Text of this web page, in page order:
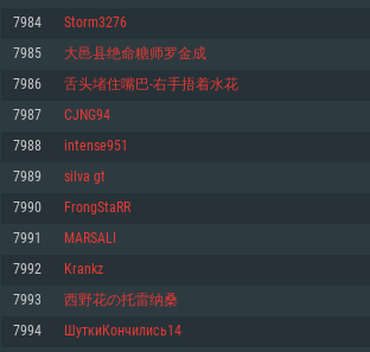
Minimum
OS: Windows 10 (64 bit)
Processeur: Dual-Core 2.2 GHz
Mémoire: 4 GB
Carte graphique supportant DirectX 11: AMD
GeForce GTX 660. La résolution minimale supportée
Connection: Connexion Internet à haut débit
Disque dur: 23.1 Go (client minimal)
Minimum
OS: Mac OS Big Sur 11.0 ou plus récent
Processeur: Core i5, minimum 2.2GHz (Les
pas supportés)
Mémoire: 6 GB
Carte graphique: Intel Iris Pro 5200 (Mac), ou
résolution minimale supportée par le jeu est de 720p.
Connection: Connexion Internet à haut débit
Disque dur: 62,2 Go (client minimal)
Minimum
OS: Les configurations Linux 64 bits les plus
Processeur: Dual-Core 2.4 GHz
Mémoire: 4 GB
Carte graphique: NVIDIA 660 avec les derniers
de même pour AMD (La résolution minimale
720p)
Connection: Connexion Internet à haut débit
Disque dur: 62,2 Go (client minimal)
7984 Storm3276
7985 大邑县绝命糖师罗金成
7986 舌头堵住嘴巴-右手捂着水花
7987 CJNG94
7988 intense951
7989 silva gt
7990 FrongStaRR
7991 MARSALI
7992 Krankz
7993 西野花の托雷纳桑
7994 ШуткиКончились14